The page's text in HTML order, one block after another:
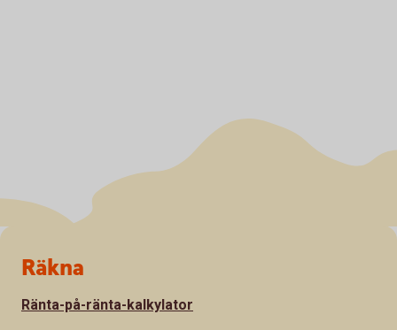
Sidfot
Räkna
Ränta-på-ränta-kalkylator